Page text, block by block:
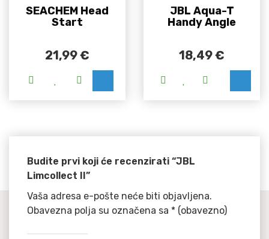
5out of 5
SEACHEM Head
Start
21,99€
5out of 5
JBL Aqua-T
Handy Angle
18,49€
Budite prvi koji će recenzirati “JBL
Limcollect II”
Vaša adresa e-pošte neće biti objavljena.
Obavezna polja su označena sa * (obavezno)